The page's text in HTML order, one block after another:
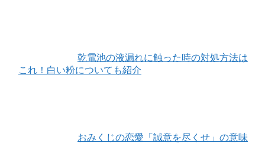
乾電池の液漏れに触った時の対処方法は
これ！白い粉についても紹介
おみくじの恋愛「誠意を尽くせ」の意味